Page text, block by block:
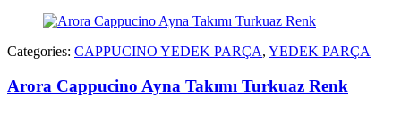
Categories: CAPPUCINO YEDEK PARÇA, YEDEK PARÇA
Arora Cappucino Ayna Takımı Turkuaz Renk